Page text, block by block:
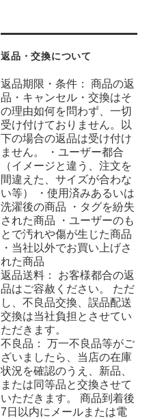
返品・交換について
返品期限・条件： 商品の返
品・キャンセル・交換はそ
の理由如何を問わず、一切
受け付けておりません。以
下の場合の返品は受け付け
ません。 ・ユーザー都合
（イメージと違う、注文を
間違えた、サイズが合わな
い等） ・使用済みあるいは
洗濯後の商品 ・タグを紛失
された商品 ・ユーザーのも
とで汚れや傷が生じた商品
・当社以外でお買い上げさ
れた商品
返品送料： お客様都合の返
品はご容赦ください。 ただ
し、不良品交換、誤品配送
交換は当社負担とさせてい
ただきます。
不良品： 万一不良品等がご
ざいましたら、当店の在庫
状況を確認のうえ、新品、
または同等品と交換させて
いただきます。 商品到着後
7日以内にメールまたは電